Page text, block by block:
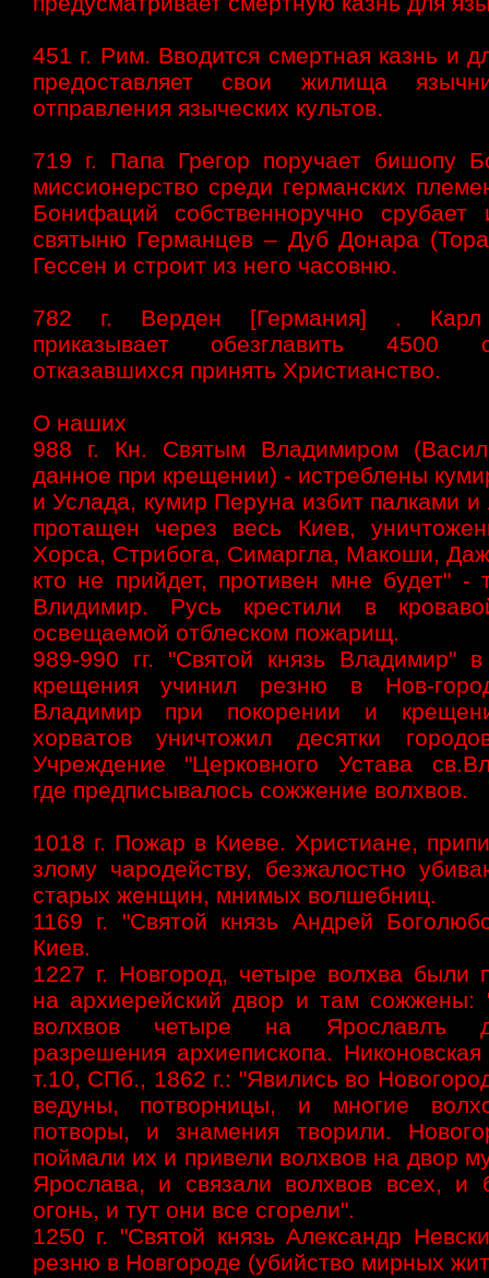
451 г. Рим. Вводится смертная казнь и
предоставляет свои жилища
отправления языческих культов.
719 г. Папа Грегор поручает бишопу
миссионерство среди германских
Бонифаций собственноручно срубает
святыню Германцев – Дуб Донара
Гессен и строит из него часовню.
782 г. Верден [Германия] . Карл
приказывает обезглавить 4500
отказавшихся принять Христианство.
О наших
988 г. Кн. Святым Владимиром
данное при крещении) - истреблены
и Услада, кумир Перуна избит палками
протащен через весь Киев,
Хорса, Стрибога, Симаргла, Макоши,
кто не прийдет, противен мне будет" -
Влидимир. Русь крестили в
освещаемой отблеском пожарищ.
989-990 гг. "Святой князь Владимир"
крещения учинил резню в Нов-
Владимир при покорении и
хорватов уничтожил десятки
Учреждение "Церковного Устава
где предписывалось сожжение волхвов.
1018 г. Пожар в Киеве. Христиане,
злому чародейству, безжалостно
старых женщин, мнимых волшебниц.
1169 г. "Святой князь Андрей
Киев.
1227 г. Новгород, четыре волхва были
на архиерейский двор и там сожжены:
волхвов четыре на Ярославлъ
разрешения архиепископа. Никоновская
т.10, СПб., 1862 г.: "Явились во
ведуны, потворницы, и многие
потворы, и знамения творили.
поймали их и привели волхвов на двор
Ярослава, и связали волхвов всех, и
огонь, и тут они все сгорели".
1250 г. "Святой князь Александр
резню в Новгороде (убийство мирных